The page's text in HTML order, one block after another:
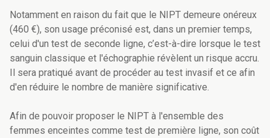
Notamment en raison du fait que le NIPT demeure onéreux
(460 €), son usage préconisé est, dans un premier temps,
celui d'un test de seconde ligne, c’est-à-dire lorsque le test
sanguin classique et l'échographie révèlent un risque accru.
Il sera pratiqué avant de procéder au test invasif et ce afin
d'en réduire le nombre de manière significative.
Afin de pouvoir proposer le NIPT à l'ensemble des
femmes enceintes comme test de première ligne, son coût